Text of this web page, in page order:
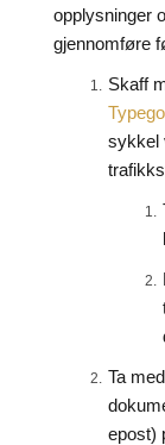
opplysninger
gjennomføre
Skaff
sykkel
Ta
epost)